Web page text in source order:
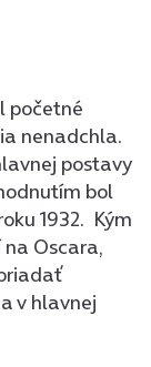
početné
nenadchla.
postavy
bol
1932. Kým
Oscara,
v hlavnej